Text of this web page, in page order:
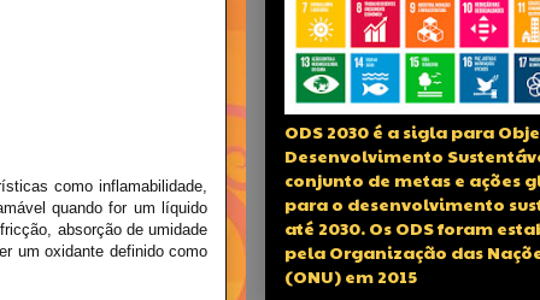
como inflamabilidade,
quando for um líquido
absorção de umidade
um oxidante definido como
ODS 2030 é a sigla para
Desenvolvimento
conjunto de metas e ações
para o desenvolvimento
até 2030. Os ODS foram
pela Organização das
(ONU) em 2015